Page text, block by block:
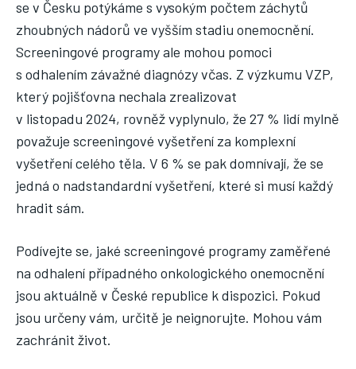
se v Česku potýkáme s vysokým počtem záchytů
zhoubných nádorů ve vyšším stadiu onemocnění.
Screeningové programy ale mohou pomoci
s odhalením závažné diagnózy včas. Z výzkumu VZP,
který pojišťovna nechala zrealizovat
v listopadu 2024, rovněž vyplynulo, že 27 % lidí mylně
považuje screeningové vyšetření za komplexní
vyšetření celého těla. V 6 % se pak domnívají, že se
jedná o nadstandardní vyšetření, které si musí každý
hradit sám.
Podívejte se, jaké screeningové programy zaměřené
na odhalení případného onkologického onemocnění
jsou aktuálně v České republice k dispozici. Pokud
jsou určeny vám, určitě je neignorujte. Mohou vám
zachránit život.